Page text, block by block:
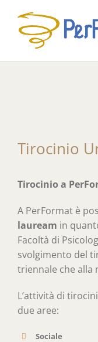
contenuto
Tirocinio
Tirocinio a
A PerFormat è
lauream in
Facoltà di
svolgimento del
triennale che alla
L’attività di
due aree:
Sociale